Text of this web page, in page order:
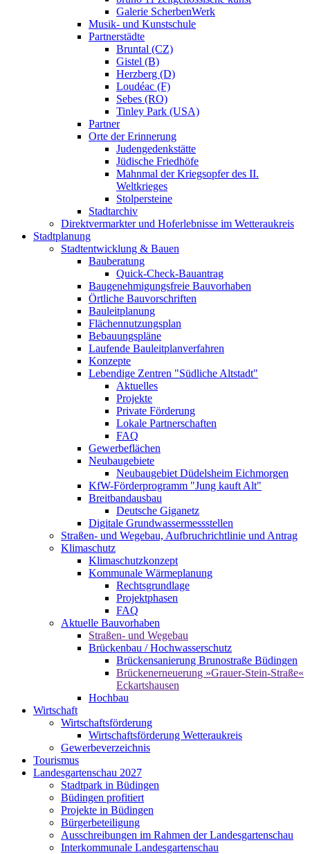
Galerie ScherbenWerk
Musik- und Kunstschule
Partnerstädte
Bruntal (CZ)
Gistel (B)
Herzberg (D)
Loudéac (F)
Sebes (RO)
Tinley Park (USA)
Partner
Orte der Erinnerung
Judengedenkstätte
Jüdische Friedhöfe
Mahnmal der Kriegsopfer des II.
Weltkrieges
Stolpersteine
Stadtarchiv
Direktvermarkter und Hoferlebnisse im Wetteraukreis
Stadtplanung
Stadtentwicklung & Bauen
Bauberatung
Quick-Check-Bauantrag
Baugenehmigungsfreie Bauvorhaben
Örtliche Bauvorschriften
Bauleitplanung
Flächennutzungsplan
Bebauungspläne
Laufende Bauleitplanverfahren
Konzepte
Lebendige Zentren "Südliche Altstadt"
Aktuelles
Projekte
Private Förderung
Lokale Partnerschaften
FAQ
Gewerbeflächen
Neubaugebiete
Neubaugebiet Düdelsheim Eichmorgen
KfW-Förderprogramm "Jung kauft Alt"
Breitbandausbau
Deutsche Giganetz
Digitale Grundwassermessstellen
Straßen- und Wegebau, Aufbruchrichtlinie und Antrag
Klimaschutz
Klimaschutzkonzept
Kommunale Wärmeplanung
Rechtsgrundlage
Projektphasen
FAQ
Aktuelle Bauvorhaben
Straßen- und Wegebau
Brückenbau / Hochwasserschutz
Brückensanierung Brunostraße Büdingen
Brückenerneuerung »Grauer-Stein-Straße«
Eckartshausen
Hochbau
Wirtschaft
Wirtschaftsförderung
Wirtschaftsförderung Wetteraukreis
Gewerbeverzeichnis
Tourismus
Landesgartenschau 2027
Stadtpark in Büdingen
Büdingen profitiert
Projekte in Büdingen
Bürgerbeteiligung
Ausschreibungen im Rahmen der Landesgartenschau
Interkommunale Landesgartenschau